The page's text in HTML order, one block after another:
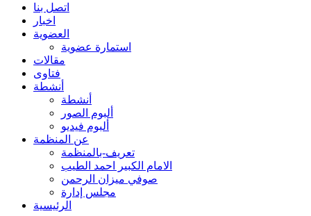
اتصل بنا
اخبار
العضوية
استمارة عضوية
مقالات
فتاوى
أنشطة
أنشطة
ألبوم الصور
ألبوم فيديو
عن المنظمة
تعريف-بالمنظمة
الامام الكبير احمد الطيب
صوفي ميزان الرحمن
مجلس إدارة
الرئيسية